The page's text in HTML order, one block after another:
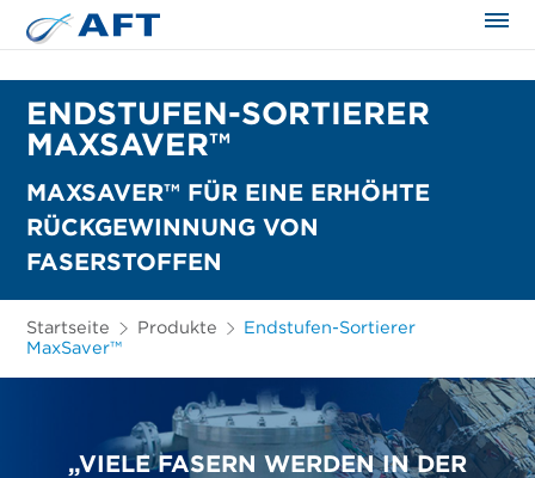
ENDSTUFEN-SORTIERER
MAXSAVER™
MAXSAVER™ FÜR EINE ERHÖHTE
RÜCKGEWINNUNG VON
FASERSTOFFEN
Startseite Produkte
Endstufen-Sortierer
MaxSaver™
„VIELE FASERN WERDEN IN DER